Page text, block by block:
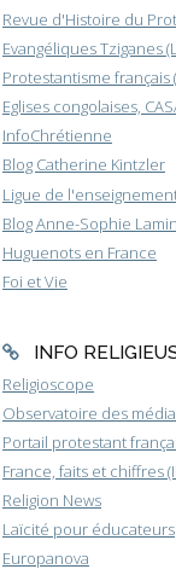
Revue d'Histoire du
Evangéliques Tziganes
Protestantisme français
Eglises congolaises,
InfoChrétienne
Blog Catherine Kintzler
Ligue de
Blog Anne-Sophie
Huguenots en France
Foi et Vie
INFO
Religioscope
Observatoire des
Portail protestant
France, faits et chiffres
Religion News
Laïcité pour éducateurs
Europanova